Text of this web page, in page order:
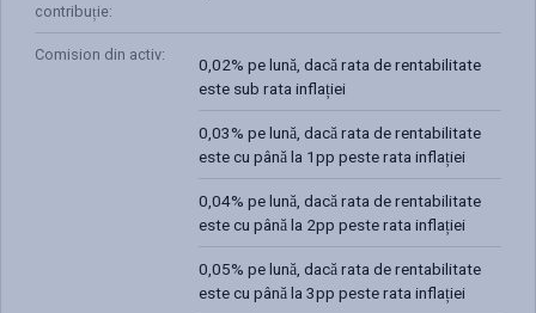
contribuție:
Comision din activ:
0,02% pe lună, dacă rata de rentabilitate
este sub rata inflației
0,03% pe lună, dacă rata de rentabilitate
este cu până la 1pp peste rata inflației
0,04% pe lună, dacă rata de rentabilitate
este cu până la 2pp peste rata inflației
0,05% pe lună, dacă rata de rentabilitate
este cu până la 3pp peste rata inflației